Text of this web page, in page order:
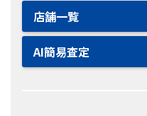
店舗一覧
AI簡易査定